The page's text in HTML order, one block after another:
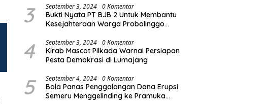
3 September 3, 2024 0 Komentar
Bukti Nyata PT BJB 2 Untuk Membantu
Kesejahteraan Warga Probolinggo
4 September 3, 2024 0 Komentar
Kirab Mascot Pilkada Warnai Persiapan
Pesta Demokrasi di Lumajang
5 September 4, 2024 0 Komentar
Bola Panas Penggalangan Dana Erupsi
Semeru Menggelinding ke Pramuka